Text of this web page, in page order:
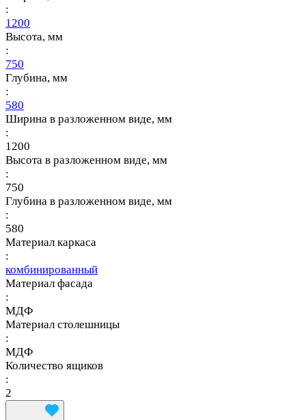
:
1200
Высота, мм
:
750
Глубина, мм
:
580
Ширина в разложенном виде, мм
:
1200
Высота в разложенном виде, мм
:
750
Глубина в разложенном виде, мм
:
580
Материал каркаса
:
комбинированный
Материал фасада
:
МДФ
Материал столешницы
:
МДФ
Количество ящиков
:
2